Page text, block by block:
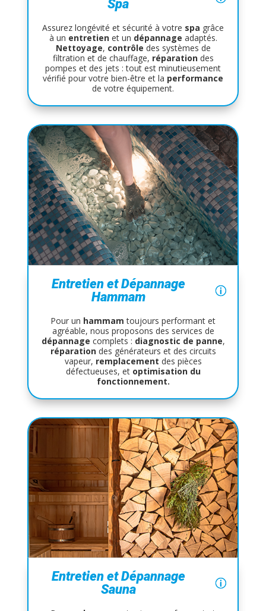
Spa
Assurez longévité et sécurité à votre spa grâce
à un entretienet un dépannage adaptés.
Nettoyage, contrôle des systèmes de
filtration et de chauffage, réparationdes
pompes et des jets : tout est minutieusement
vérifié pour votre bien-être et la performance
de votre équipement.
Entretien et Dépannage
Hammam
Pour un hammam toujours performant et
agréable, nous proposons des services de
dépannage complets : diagnostic de panne,
réparationdes générateurs et des circuits
vapeur, remplacement des pièces
défectueuses, et optimisation du
fonctionnement.
Entretien et Dépannage
Sauna